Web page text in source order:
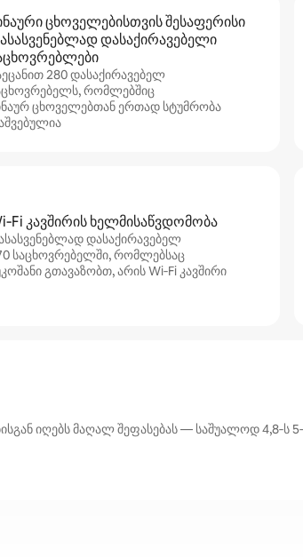
ცხოველებისთვის შესაფერისი
დასაქირავებელი
280 დასაქირავებელ
რომლებშიც
ცხოველებთან ერთად სტუმრობა
კავშირის ხელმისაწვდომობა
დასაქირავებელ
საცხოვრებელში, რომლებსაც
გთავაზობთ, არის Wi‑Fi კავშირი
იღებს მაღალ შეფასებას — საშუალოდ 4,8‑ს